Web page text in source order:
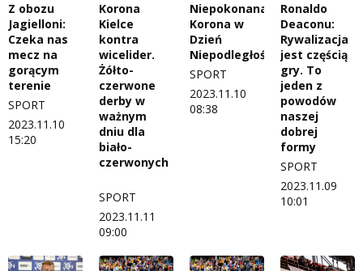
Z obozu
Jagielloni:
Czeka nas
mecz na
gorącym
terenie
SPORT
2023.11.10
15:20
Korona
Kielce
kontra
wicelider.
Żółto-
czerwone
derby w
ważnym
dniu dla
biało-
czerwonych
SPORT
2023.11.11
09:00
Niepokonana
Korona w
Dzień
Niepodległości
SPORT
2023.11.10
08:38
Ronaldo
Deaconu:
Rywalizacja
jest częścią
gry. To
jeden z
powodów
naszej
dobrej
formy
SPORT
2023.11.09
10:01